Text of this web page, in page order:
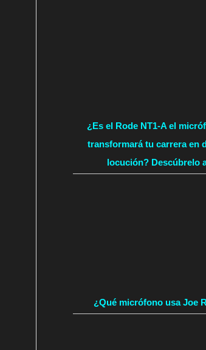
¿Es el Rode NT1-A el
transformará tu carrera en
locución? Descúbrelo
¿Qué micrófono usa Joe